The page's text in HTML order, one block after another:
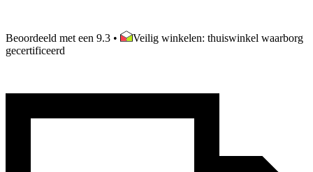
Beoordeeld met een 9.3 •
Veilig winkelen: thuiswinkel waarborg
gecertificeerd